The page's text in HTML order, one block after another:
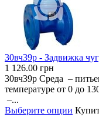
30вч39р - Задвижка
1 126.00 грн
30вч39р Среда –
температуре от 0 до
–...
Выберите опции